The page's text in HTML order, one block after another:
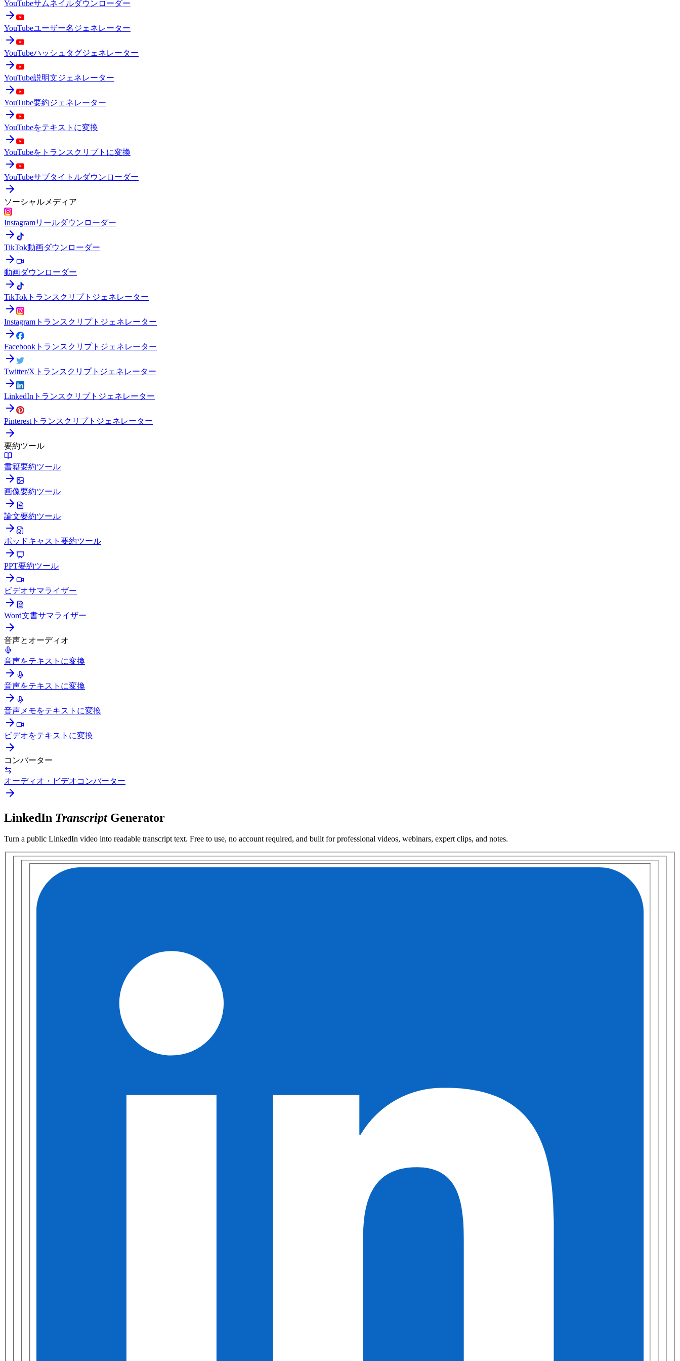
YouTubeサムネイルダウンローダー
YouTubeユーザー名ジェネレーター
YouTubeハッシュタグジェネレーター
YouTube説明文ジェネレーター
YouTube要約ジェネレーター
YouTubeをテキストに変換
YouTubeをトランスクリプトに変換
YouTubeサブタイトルダウンローダー
ソーシャルメディア
Instagramリールダウンローダー
TikTok動画ダウンローダー
動画ダウンローダー
TikTokトランスクリプトジェネレーター
Instagramトランスクリプトジェネレーター
Facebookトランスクリプトジェネレーター
Twitter/Xトランスクリプトジェネレーター
LinkedInトランスクリプトジェネレーター
Pinterestトランスクリプトジェネレーター
要約ツール
書籍要約ツール
画像要約ツール
論文要約ツール
ポッドキャスト要約ツール
PPT要約ツール
ビデオサマライザー
Word文書サマライザー
音声とオーディオ
音声をテキストに変換
音声をテキストに変換
音声メモをテキストに変換
ビデオをテキストに変換
コンバーター
オーディオ・ビデオコンバーター
LinkedIn TranscriptGenerator
Turn a public LinkedIn video into readable transcript text. Free to use, no account required, and built for professional videos, webinars, expert clips, and notes.